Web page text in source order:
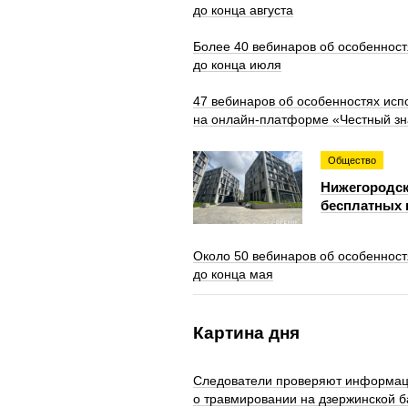
до конца августа
Более 40 вебинаров об
до конца июля
47 вебинаров об особенностях
на онлайн-платформе «Честный
Общество
бесплатных
Около 50 вебинаров об
до конца мая
Картина дня
Следователи проверяют
о травмировании на дзержинской